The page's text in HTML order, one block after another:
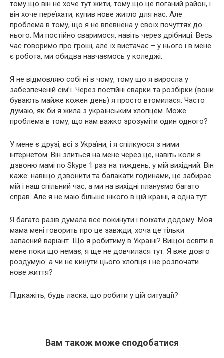
тому що він не хоче тут жити, тому що це поганий район, і
він хоче переїхати, купив нове житло для нас. Але
проблема в тому, що я не впевнена у своїх почуттях до
нього. Ми постійно сваримося, навіть через дрібниці. Весь
час говоримо про гроші, але їх вистачає – у нього і в мене
є робота, ми обидва навчаємось у коледжі.
Я не відмовляю собі ні в чому, тому що я виросла у
забезпеченій сім’ї. Через постійні сварки та розбірки (вони
бувають майже кожен день) я просто втомилася. Часто
думаю, як би я жила з українським хлопцем. Може
проблема в тому, що нам важко зрозуміти один одного?
У мене є друзі, всі з України, і я спілкуюся з ними
інтернетом. Він злиться на мене через це, навіть коли я
дзвоню мамі по Skype 1 раз на тиждень, у мій вихідний. Він
каже: навіщо дзвонити та балакати годинами, це забирає
мій і наш спільний час, а ми на вихідні плануємо багато
справ. Але я не маю більше нікого в цій країні, я одна тут.
Я багато разів думала все покинути і поїхати додому. Моя
мама мені говорить про це завжди, хоча це тільки
запасний варіант. Що я робитиму в Україні? Вищої освіти в
мене поки що немає, я ще не довчилася тут. Я вже довго
роздумую: а чи не кинути цього хлопця і не розпочати
нове життя?
Підкажіть, будь ласка, що робити у цій ситуації?
Вам також може сподобатися